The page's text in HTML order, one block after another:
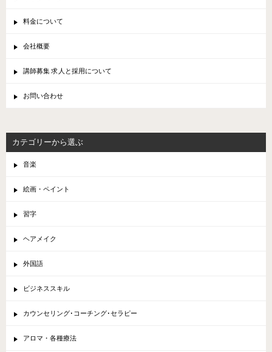
料金について
会社概要
講師募集 求人と採用について
お問い合わせ
カテゴリーから選ぶ
音楽
絵画・ペイント
習字
ヘアメイク
外国語
ビジネススキル
カウンセリング･コーチング･セラピー
アロマ・各種療法